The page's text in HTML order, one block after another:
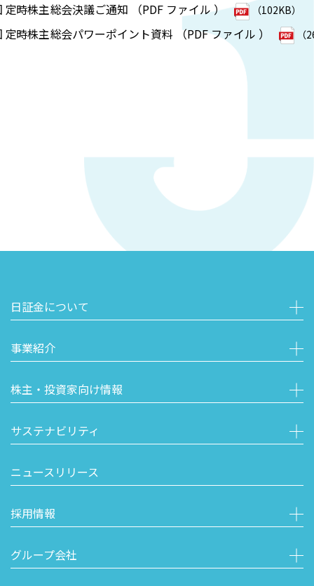
定時株主総会決議ご通知 （PDF ファイル ） （102KB）
定時株主総会パワーポイント資料 （PDF ファイル ）
日証金について
事業紹介
株主・投資家向け情報
サステナビリティ
ニュースリリース
採用情報
グループ会社